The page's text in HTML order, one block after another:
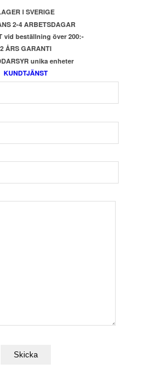
I SVERIGE
2-4 ARBETSDAGAR
vid beställning över 200:-
2 ÅRS GARANTI
unika enheter
KUNDTJÄNST